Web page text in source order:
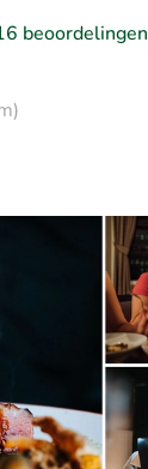
beoordelingen